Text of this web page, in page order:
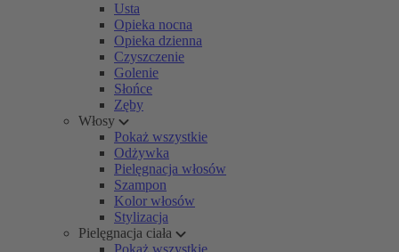
Usta
Opieka nocna
Opieka dzienna
Czyszczenie
Golenie
Słońce
Zęby
Włosy
Pokaż wszystkie
Odżywka
Pielęgnacja włosów
Szampon
Kolor włosów
Stylizacja
Pielęgnacja ciała
Pokaż wszystkie